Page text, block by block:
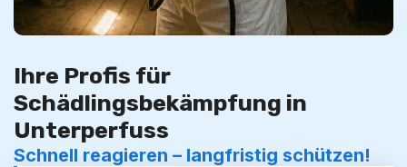
Ihre Profis für
Schädlingsbekämpfung in
Unterperfuss
Schnell reagieren – langfristig schützen!